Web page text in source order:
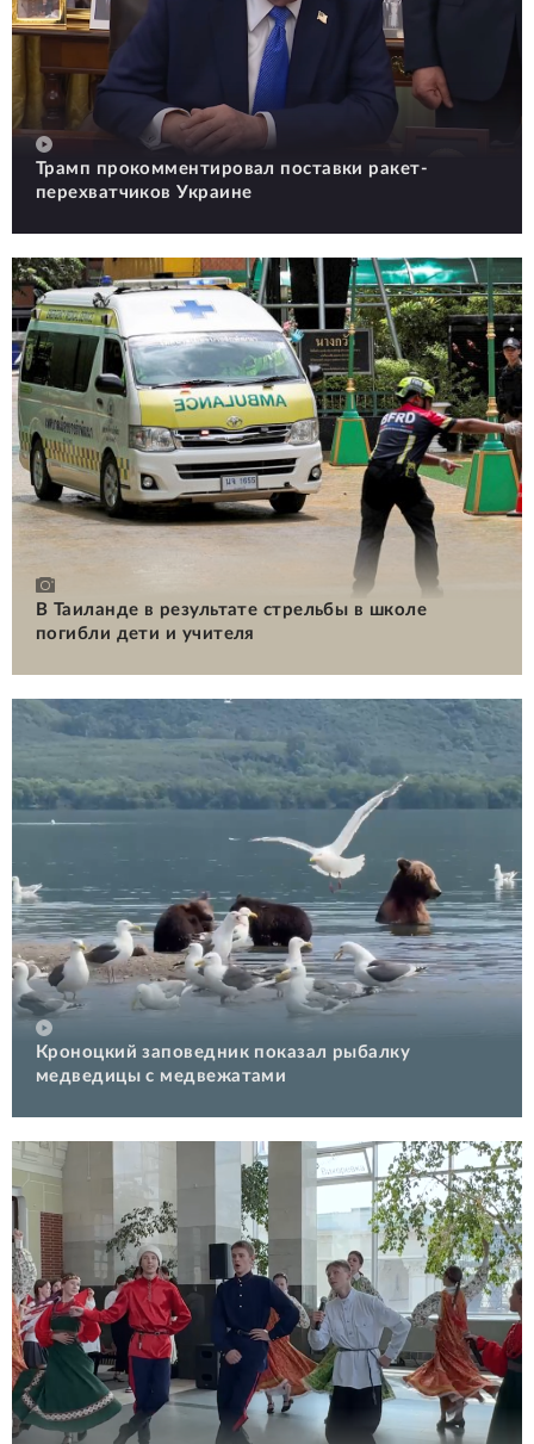
Трамп прокомментировал поставки ракет-
перехватчиков Украине
В Таиланде в результате стрельбы в школе
погибли дети и учителя
Кроноцкий заповедник показал рыбалку
медведицы с медвежатами